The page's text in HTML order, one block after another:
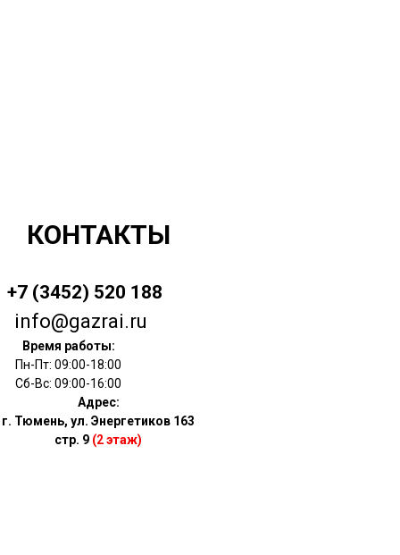
КОНТАКТЫ
+7 (3452) 520 188
info@gazrai.ru
Время работы:
Пн-Пт: 09:00-18:00
Сб-Вс: 09:00-16:00
Адрес:
г. Тюмень, ул. Энергетиков 163
стр. 9 (2 этаж)